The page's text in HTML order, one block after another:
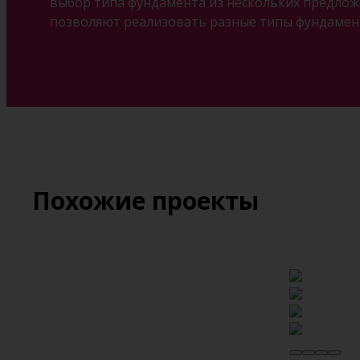
позволяют реализовать разные типы
Похожие проекты